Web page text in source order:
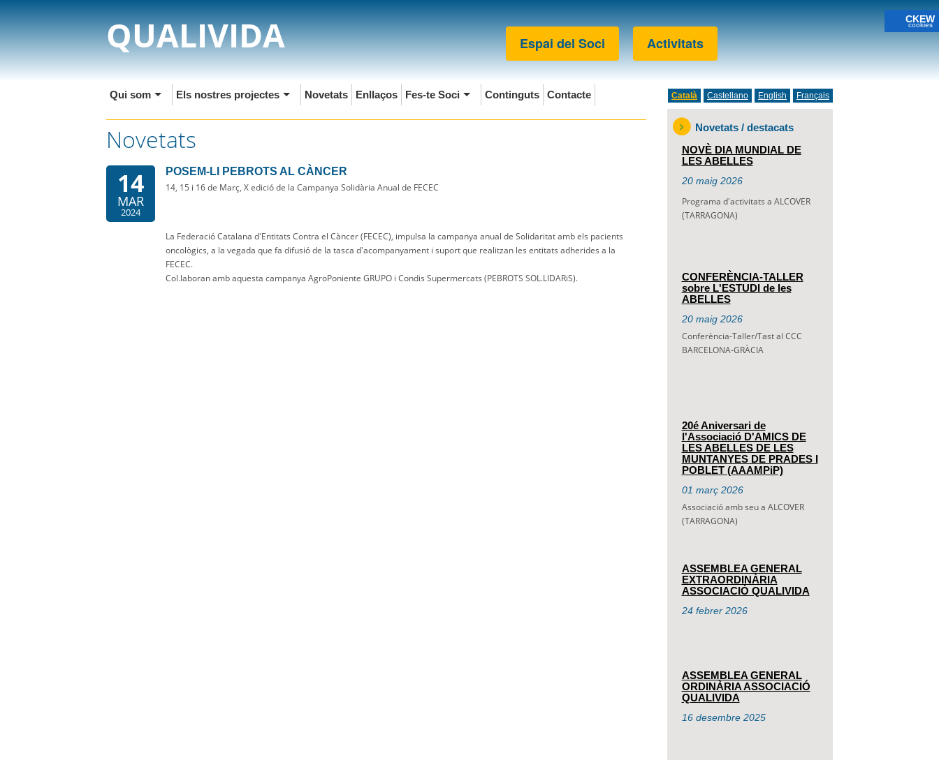
QUALIVIDA Espai del Soci Activitats
Qui som Els nostres projectes Novetats Enllaços Fes-te Soci Continguts Contacte Català Castellano English Français
Novetats
14
MAR
2024
POSEM-LI PEBROTS AL CÀNCER
14, 15 i 16 de Març, X edició de la Campanya Solidària Anual de FECEC
La Federació Catalana d'Entitats Contra el Càncer (FECEC), impulsa la campanya anual de Solidaritat amb els pacients
oncològics, a la vegada que fa difusió de la tasca d'acompanyament i suport que realitzan les entitats adherides a la
FECEC.
Col.laboran amb aquesta campanya AgroPoniente GRUPO i Condis Supermercats (PEBROTS SOL.LIDARiS).
Novetats / destacats
NOVÈ DIA MUNDIAL DE
LES ABELLES
20 maig 2026
Programa d'activitats a ALCOVER
(TARRAGONA)
CONFERÈNCIA-TALLER
sobre L'ESTUDI de les
ABELLES
20 maig 2026
Conferència-Taller/Tast al CCC
BARCELONA-GRÀCIA
20é Aniversari de
l'Associació D'AMICS DE
LES ABELLES DE LES
MUNTANYES DE PRADES I
POBLET (AAAMPiP)
01 març 2026
Associació amb seu a ALCOVER
(TARRAGONA)
ASSEMBLEA GENERAL
EXTRAORDINÀRIA
ASSOCIACIÓ QUALIVIDA
24 febrer 2026
ASSEMBLEA GENERAL
ORDINÀRIA ASSOCIACIÓ
QUALIVIDA
16 desembre 2025
CKEW
cookies